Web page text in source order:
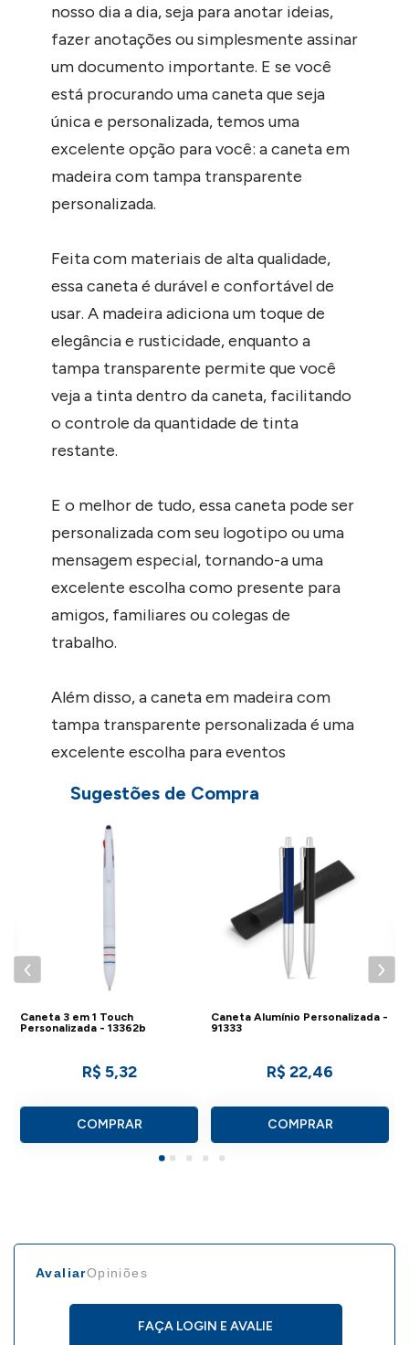
nosso dia a dia, seja para anotar ideias,
fazer anotações ou simplesmente assinar
um documento importante. E se você
está procurando uma caneta que seja
única e personalizada, temos uma
excelente opção para você: a caneta em
madeira com tampa transparente
personalizada.
Feita com materiais de alta qualidade,
essa caneta é durável e confortável de
usar. A madeira adiciona um toque de
elegância e rusticidade, enquanto a
tampa transparente permite que você
veja a tinta dentro da caneta, facilitando
o controle da quantidade de tinta
restante.
E o melhor de tudo, essa caneta pode ser
personalizada com seu logotipo ou uma
mensagem especial, tornando-a uma
excelente escolha como presente para
amigos, familiares ou colegas de
trabalho.
Além disso, a caneta em madeira com
tampa transparente personalizada é uma
excelente escolha para eventos
Ela pode ser uma lembrança útil e
sofisticada para seus clientes e parceiros
de negócios.
- Solicite via chat um cupom de
desconto para compras acima de 200
- Material: Madeira;
- Dimensões: 15 x ø1cm;
Consulte a aba personalização para saber detalhes
Sugestões de Compra
Caneta 3 em 1 Touch
Personalizada - 13362b
R$ 5,32
COMPRAR
Caneta Alumínio Personalizada -
91333
R$ 22,46
COMPRAR
AvaliarOpiniões
FAÇA LOGIN E AVALIE